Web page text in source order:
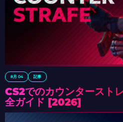
8月 04 記事
CS2でのカウンタースト
全ガイド [2026]